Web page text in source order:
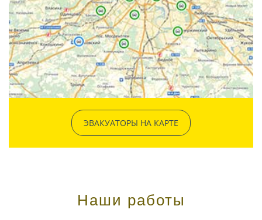
ЭВАКУАТОРЫ НА КАРТЕ
Наши работы